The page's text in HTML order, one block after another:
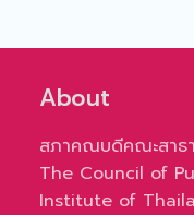
About
สภาคณบดีคณะสาธ
The Council of
Institute of